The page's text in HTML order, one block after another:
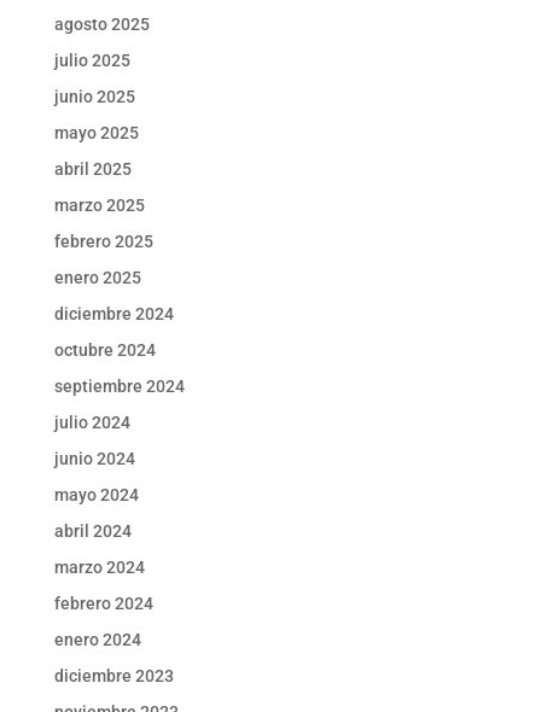
agosto 2025
julio 2025
junio 2025
mayo 2025
abril 2025
marzo 2025
febrero 2025
enero 2025
diciembre 2024
octubre 2024
septiembre 2024
julio 2024
junio 2024
mayo 2024
abril 2024
marzo 2024
febrero 2024
enero 2024
diciembre 2023